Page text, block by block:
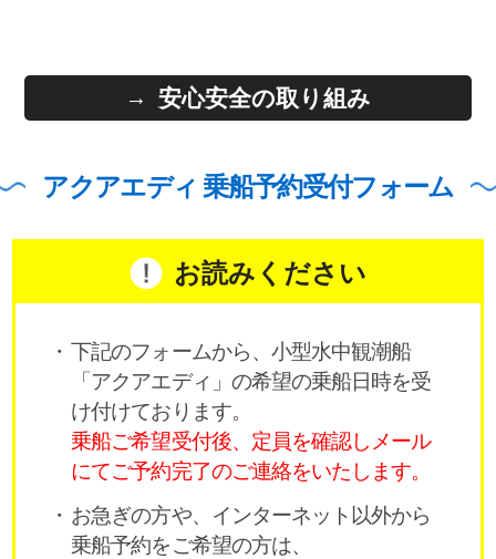
安心安全の取り組み
アクアエディ 乗船予約受付フォーム
お読みください
下記のフォームから、小型水中観潮船
「アクアエディ」の希望の乗船日時を受
け付けております。
乗船ご希望受付後、定員を確認しメール
にてご予約完了のご連絡をいたします。
お急ぎの方や、インターネット以外から
乗船予約をご希望の方は、